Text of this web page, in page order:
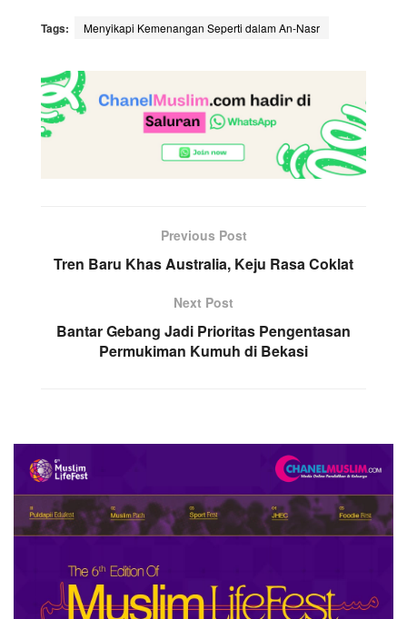
Tags: Menyikapi Kemenangan Seperti dalam An-Nasr
Previous Post
Tren Baru Khas Australia, Keju Rasa Coklat
Next Post
Bantar Gebang Jadi Prioritas Pengentasan
Permukiman Kumuh di Bekasi